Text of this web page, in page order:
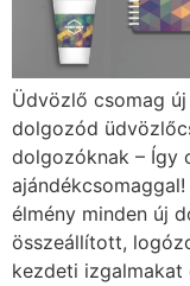
Üdvözlő csomag
dolgozód
dolgozóknak – Így
élmény minden új
összeállított,
kezdeti izgalmakat